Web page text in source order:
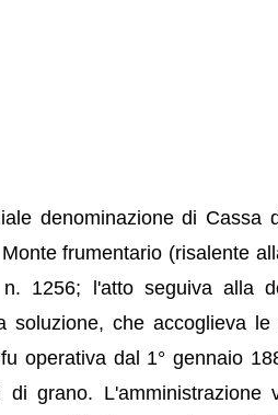
denominazione di Cassa
frumentario (risalente
1256; l'atto seguiva alla
che accoglieva le
operativa dal 1° gennaio
grano. L'amministrazione